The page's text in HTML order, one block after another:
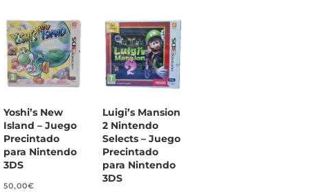
Yoshi’s New
Island – Juego
Precintado
para Nintendo
3DS
50,00€
Luigi’s Mansion
2 Nintendo
Selects – Juego
Precintado
para Nintendo
3DS